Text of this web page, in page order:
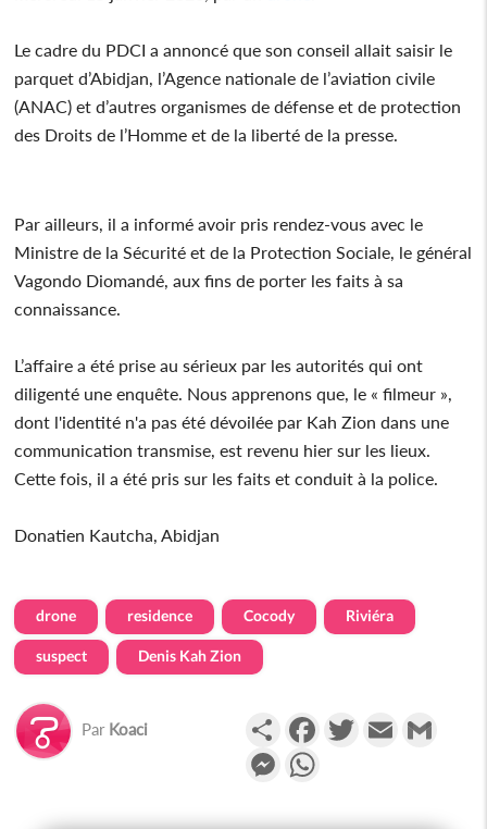
Le cadre du PDCI a annoncé que son conseil allait saisir le
parquet d’Abidjan, l’Agence nationale de l’aviation civile
(ANAC) et d’autres organismes de défense et de protection
des Droits de l’Homme et de la liberté de la presse.
Par ailleurs, il a informé avoir pris rendez-vous avec le
Ministre de la Sécurité et de la Protection Sociale, le général
Vagondo Diomandé, aux fins de porter les faits à sa
connaissance.
L’affaire a été prise au sérieux par les autorités qui ont
diligenté une enquête. Nous apprenons que, le « filmeur »,
dont l'identité n'a pas été dévoilée par Kah Zion dans une
communication transmise, est revenu hier sur les lieux.
Cette fois, il a été pris sur les faits et conduit à la police.
Donatien Kautcha, Abidjan
drone residence Cocody Riviéra
suspect Denis Kah Zion
Par Koaci PartagerFacebookTwitterEmail
Messenger